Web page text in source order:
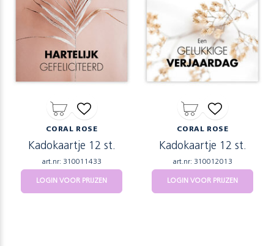
CORAL ROSE
Kadokaartje 12 st.
art.nr: 310011433
LOGIN VOOR PRIJZEN
CORAL ROSE
Kadokaartje 12 st.
art.nr: 310012013
LOGIN VOOR PRIJZEN